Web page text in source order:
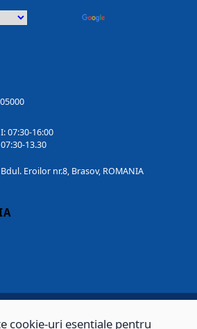
07:30-16:00
13.30
Eroilor nr.8, Brasov, ROMANIA
cookie-uri esențiale pentru